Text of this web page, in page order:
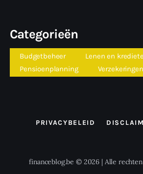
Categorieën
Budgetbeheer
Lenen en
Pensioenplanning
Verzekeringen
PRIVACYBELEID
financeblog.be © 2026 | Alle